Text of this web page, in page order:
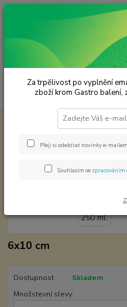
Plechové dózy - kořenky
Dóza na čaj -
6x10 cm
Dostupnost
Skladem
Množstevní slevy:
Za trpělivost po vyplnění
zboží krom Gastro balení,
Přeji si odebírat novinky e-
Souhlasím se zpracováním